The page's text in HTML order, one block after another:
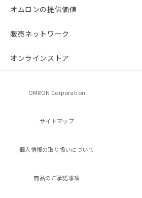
オムロンの提供価値
販売ネットワーク
オンラインストア
OMRON Corporation
サイトマップ
個人情報の取り扱いについて
商品のご承諾事項
の共同利用に関して"
指します。